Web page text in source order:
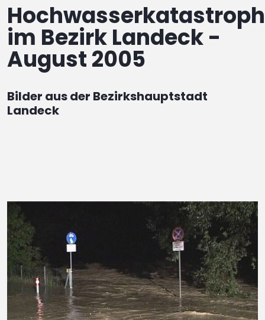
im Bezirk Landeck -
August 2005
Bilder aus der Bezirkshauptstadt
Landeck